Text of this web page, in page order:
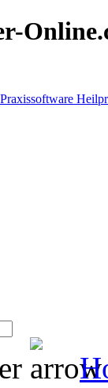
Praxissoftware